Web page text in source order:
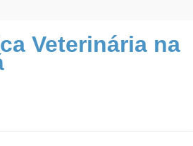
Veterinária na